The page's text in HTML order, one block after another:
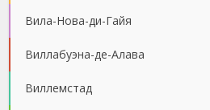
Вила-Нова-ди-Гайя
Виллабуэна-де-Алава
Виллемстад